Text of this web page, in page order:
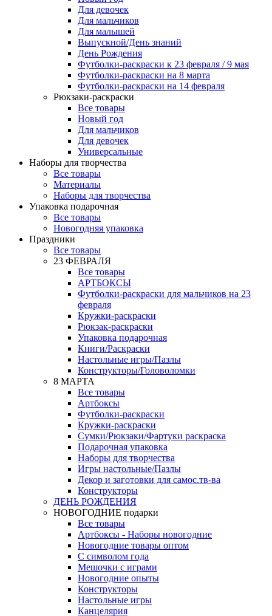
Для девочек
Для мальчиков
Для малышей
Выпускной/День знаний
День Рождения
Футболки-раскраски к 23 февраля / 9 мая
Футболки-раскраски на 8 марта
Футболки-раскраски на 14 февраля
Рюкзаки-раскраски
Все товары
Новый год
Для мальчиков
Для девочек
Универсальные
Наборы для творчества
Все товары
Материалы
Наборы для творчества
Упаковка подарочная
Все товары
Новогодняя упаковка
Праздники
Все товары
23 ФЕВРАЛЯ
Все товары
АРТБОКСЫ
Футболки-раскраски для мальчиков на 23
февраля
Кружки-раскраски
Рюкзак-раскраски
Упаковка подарочная
Книги/Раскраски
Настольные игры/Пазлы
Конструкторы/Головоломки
8 МАРТА
Все товары
Артбоксы
Футболки-раскраски
Кружки-раскраски
Сумки/Рюкзаки/Фартуки раскраска
Подарочная упаковка
Наборы для творчества
Игры настольные/Пазлы
Декор и заготовки для самос.тв-ва
Конструкторы
ДЕНЬ РОЖДЕНИЯ
НОВОГОДНИЕ подарки
Все товары
Артбоксы - Наборы новогодние
Новогодние товары оптом
С символом года
Мешочки с играми
Новогодние опыты
Конструкторы
Настольные игры
Канцелярия